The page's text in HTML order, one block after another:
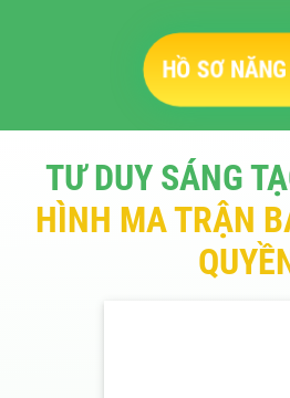
HỒ SƠ
TƯ DUY SÁNG
HÌNH MA TRẬN